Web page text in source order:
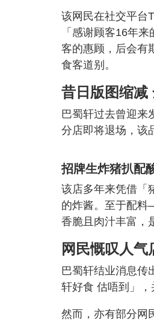
该网民在社交平台
「感谢顾客16年
客的惠顾，后会有
食客道别。
昔日版图缩减
巴蜀轩过去曾迎来
分店即将退场，该
招牌生炸猪扒配
该店多年来凭借「
的炸酱。至于配
香脆且肉汁丰富，
网民慨叹人
巴蜀轩结业消息传
轩好食 估唔到」，
然而，亦有部分网